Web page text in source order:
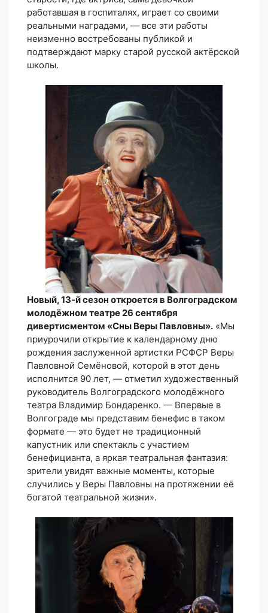
работавшая в госпиталях, играет со своими
реальными наградами, — все эти работы
неизменно востребованы публикой и
подтверждают марку старой русской актёрской
школы.
Новый, 13-й сезон откроется в Волгоградском
молодёжном театре 26 сентября
дивертисментом «Сны Веры Павловны». «Мы
приурочили открытие к календарному дню
рождения заслуженной артистки РСФСР Веры
Павловной Семёновой, которой в этот день
исполнится 90 лет, — отметил художественный
руководитель Волгоградского молодёжного
театра Владимир Бондаренко. — Впервые в
Волгограде мы представим бенефис в таком
формате — это будет не традиционный
капустник или спектакль с участием
бенефицианта, а яркая театральная фантазия:
зрители увидят важные моменты, которые
случились у Веры Павловны на протяжении её
богатой театральной жизни».